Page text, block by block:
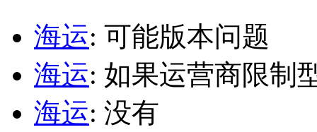
海运: 可能版本问题
海运: 如果运营商限制
海运: 没有